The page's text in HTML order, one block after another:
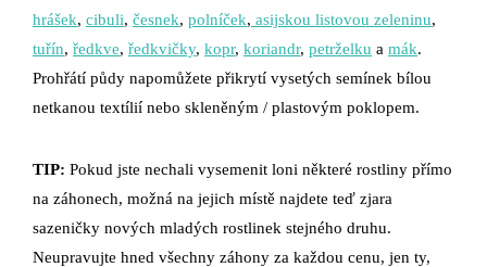
hrášek, cibuli, česnek, polníček, asijskou listovou zeleninu,
tuřín, ředkve, ředkvičky, kopr, koriandr, petrželku a mák.
Prohřátí půdy napomůžete přikrytí vysetých semínek bílou
netkanou textílií nebo skleněným / plastovým poklopem.
TIP: Pokud jste nechali vysemenit loni některé rostliny přímo
na záhonech, možná na jejich místě najdete teď zjara
sazeničky nových mladých rostlinek stejného druhu.
Neupravujte hned všechny záhony za každou cenu, jen ty,